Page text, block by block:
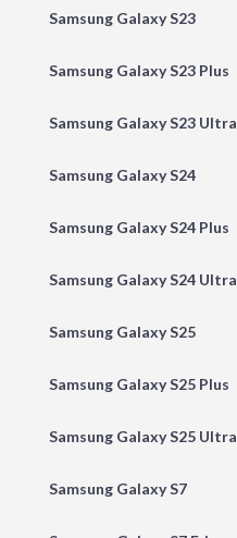
Samsung Galaxy S23
Samsung Galaxy S23 Plus
Samsung Galaxy S23 Ultra
Samsung Galaxy S24
Samsung Galaxy S24 Plus
Samsung Galaxy S24 Ultra
Samsung Galaxy S25
Samsung Galaxy S25 Plus
Samsung Galaxy S25 Ultra
Samsung Galaxy S7